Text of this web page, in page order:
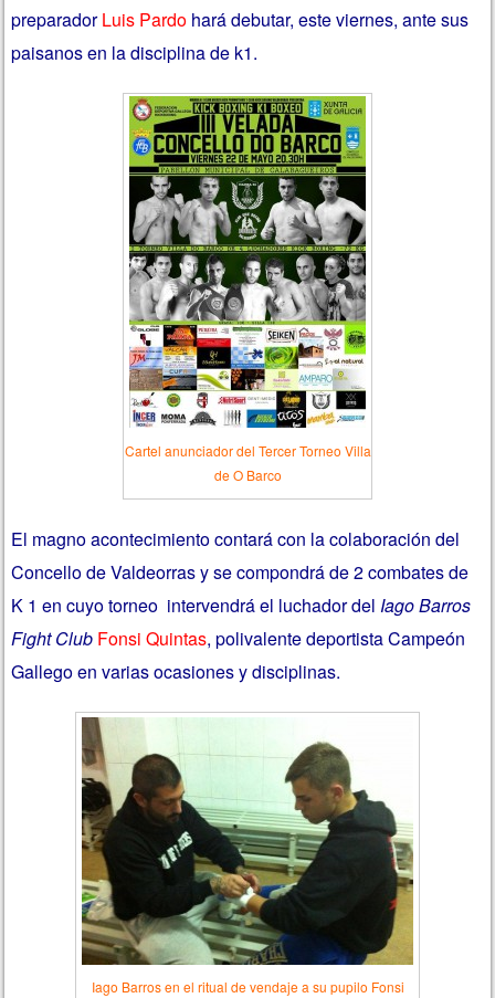
preparadorLuis Pardo hará debutar, este viernes, ante sus
paisanos en la disciplina de k1.
Cartel anunciador del Tercer Torneo Villa
de O Barco
El magno acontecimiento contará con la colaboración del
Concello de Valdeorras y se compondrá de 2 combates de
K 1 en cuyo torneo intervendrá el luchador delIago Barros
Fight Club Fonsi Quintas, polivalente deportista Campeón
Gallego en varias ocasiones y disciplinas.
Iago Barros en el ritual de vendaje a su pupilo Fonsi